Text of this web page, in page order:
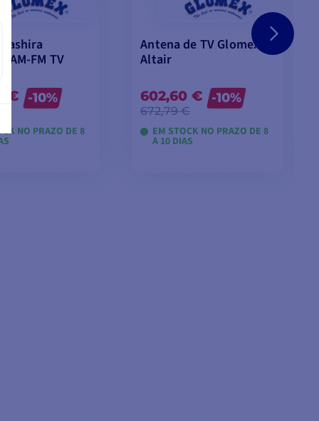
ainda maior.
entre satélites para que
mesmo quando não
Nashira
AM-FM TV
€ -10%
NO PRAZO DE 8
Antena de TV Glomex
Altair
602,60 €
672,79 €
-10%
EM STOCK NO PRAZO DE 8
A 10 DIAS